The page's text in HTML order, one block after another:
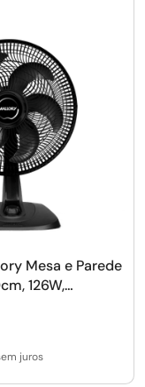
Mesa e Parede
126W,
de 6 pás, Grade
TS, Máxima
juros